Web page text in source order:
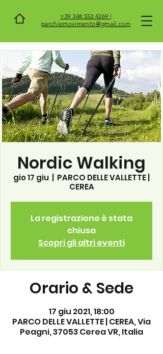
+39 348 553 4269 |
parchiemovimento@gmail.com
Nordic Walking
gio 17 giu
PARCO DELLE VALLETTE |
CEREA
La registrazione è stata
chiusa
Scopri gli altri eventi
Orario & Sede
17 giu 2021, 18:00
PARCO DELLE VALLETTE | CEREA, Via
Peagni, 37053 Cerea VR, Italia